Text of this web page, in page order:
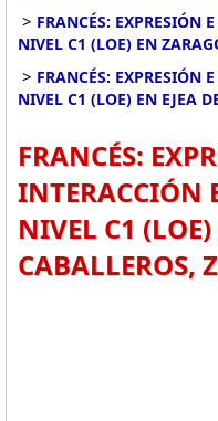
> FRANCÉS: EXPRESIÓN
NIVEL C1 (LOE) EN
> FRANCÉS: EXPRESIÓN
NIVEL C1 (LOE) EN EJEA
FRANCÉS:
INTERACCIÓN
NIVEL C1 (LOE)
CABALLEROS,